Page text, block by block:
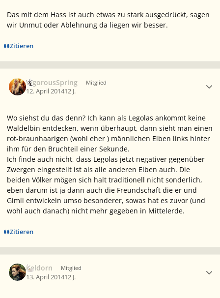
Das mit dem Hass ist auch etwas zu stark ausgedrückt, sagen
wir Unmut oder Ablehnung da liegen wir besser.
Zitieren
VigorousSpring Mitglied
12. April 201412 J.
Wo siehst du das denn? Ich kann als Legolas ankommt keine
Waldelbin entdecken, wenn überhaupt, dann sieht man einen
rot-braunhaarigen (wohl eher ) männlichen Elben links hinter
ihm für den Bruchteil einer Sekunde.
Ich finde auch nicht, dass Legolas jetzt negativer gegenüber
Zwergen eingestellt ist als alle anderen Elben auch. Die
beiden Völker mögen sich halt traditionell nicht sonderlich,
eben darum ist ja dann auch die Freundschaft die er und
Gimli entwickeln umso besonderer, sowas hat es zuvor (und
wohl auch danach) nicht mehr gegeben in Mittelerde.
Zitieren
Keldorn Mitglied
13. April 201412 J.